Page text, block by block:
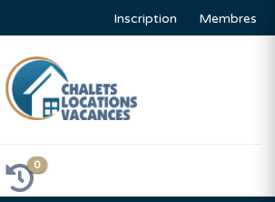
Inscription Membres
0